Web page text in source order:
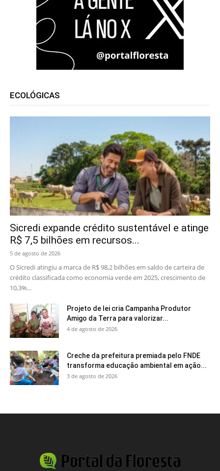
ECOLÓGICAS
Sicredi expande crédito sustentável e atinge
R$ 7,5 bilhões em recursos...
5 de agosto de 2026
O Sicredi atingiu a marca de R$ 98,2 bilhões em saldo de carteira de
crédito classificada como economia verde em 2025, crescimento de
10,3%...
Projeto de lei cria Campanha Produtor
Amigo da Terra para valorizar...
4 de agosto de 2026
Creche da prefeitura premiada pelo FNDE
transforma educação ambiental em ação...
3 de agosto de 2026